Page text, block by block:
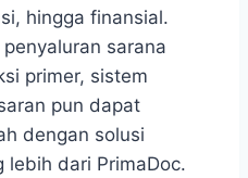
hingga finansial.
sarana
primer, sistem
pun dapat
dengan solusi
lebih dari PrimaDoc.